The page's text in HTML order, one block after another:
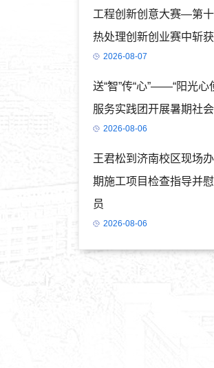
工程创新创意大赛—第
热处理创新创业赛中斩
2026-08-07
送“智”传“心”——“阳光心
服务实践团开展暑期社
2026-08-06
王君松到济南校区现场
期施工项目检查指导并
员
2026-08-06